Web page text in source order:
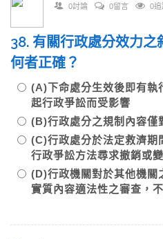
0討論 0留言 0追
38. 有關行政處分效力之
何者正確？
(A)下命處分生效後即有執
起行政爭訟而受影響
(B)行政處分之規制內容
(C)行政處分於法定救濟期
行政爭訟方法尋求撤銷或
(D)行政機關對於其他機關
實質內容適法性之審查，